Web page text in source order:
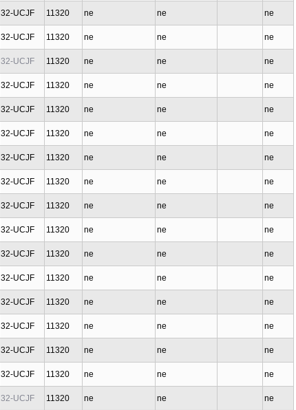
32-UCJF 11320 ne ne ne
32-UCJF 11320 ne ne ne
32-UCJF 11320 ne ne ne
32-UCJF 11320 ne ne ne
32-UCJF 11320 ne ne ne
32-UCJF 11320 ne ne ne
32-UCJF 11320 ne ne ne
32-UCJF 11320 ne ne ne
32-UCJF 11320 ne ne ne
32-UCJF 11320 ne ne ne
32-UCJF 11320 ne ne ne
32-UCJF 11320 ne ne ne
32-UCJF 11320 ne ne ne
32-UCJF 11320 ne ne ne
32-UCJF 11320 ne ne ne
32-UCJF 11320 ne ne ne
32-UCJF 11320 ne ne ne